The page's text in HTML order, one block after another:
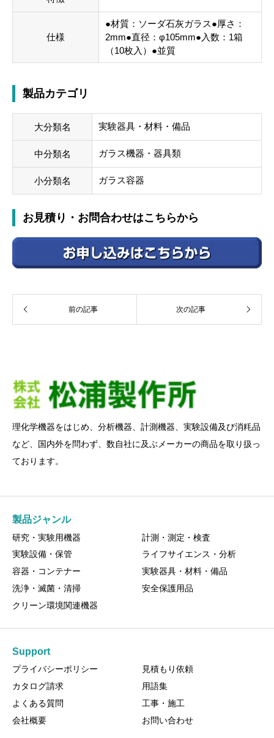
仕様
●材質：ソーダ石灰ガラス●厚さ：
2mm●直径：φ105mm●入数：1箱
（10枚入）●並質
製品カテゴリ
大分類名 実験器具・材料・備品
中分類名 ガラス機器・器具類
小分類名 ガラス容器
お見積り・お問合わせはこちらから
前の記事 次の記事
理化学機器をはじめ、分析機器、計測機器、実験設備及び消粍品
など、国内外を問わず、数自社に及ぶメーカーの商品を取り扱っ
ております。
製品ジャンル
研究・実験用機器
計測・測定・検査
実験設備・保管
ライフサイエンス・分析
容器・コンテナー
実験器具・材料・備品
洗浄・滅菌・清掃
安全保護用品
クリーン環境関連機器
Support
プライバシーポリシー
見積もり依頼
カタログ請求
用語集
よくある質問
工事・施工
会社概要
お問い合わせ